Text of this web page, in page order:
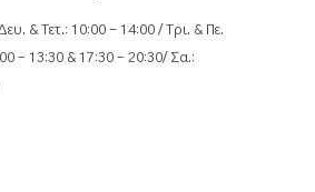
& Τετ.: 10:00 - 14:00 / Τρι. & Πε.
– 13:30 & 17:30 – 20:30/ Σα.: